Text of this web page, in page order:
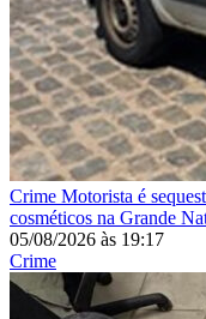
Crime Motorista é
cosméticos na Grande
05/08/2026 às 19:17
Crime